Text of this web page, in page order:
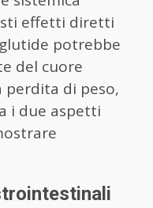
effetti diretti
potrebbe
del cuore
di peso,
i due aspetti